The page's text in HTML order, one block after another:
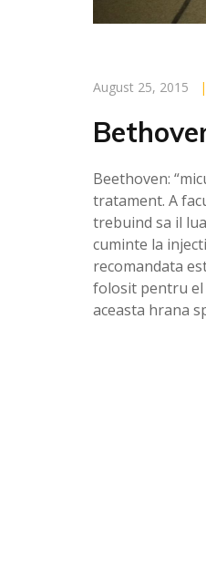
August 25, 2015 |
Beethoven:
tratament. A
trebuind sa il
cuminte la
recomandata
folosit pentru el
aceasta hrana